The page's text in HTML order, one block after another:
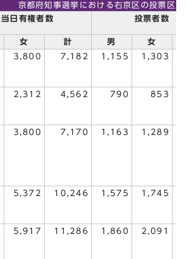
京都府知事選挙における右京区の投票区
当日有権者数 投票者数
女 計 男
女
3,800 7,182 1,155 1,303
2,312 4,562 790 853
3,800 7,170 1,163 1,289
5,372 10,246 1,575 1,745
5,917 11,286 1,860 2,091